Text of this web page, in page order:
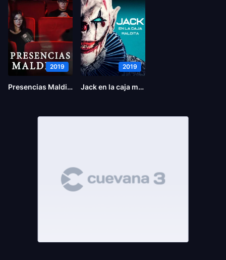
2019
Presencias Malditas
2019
Jack en la caja maldita